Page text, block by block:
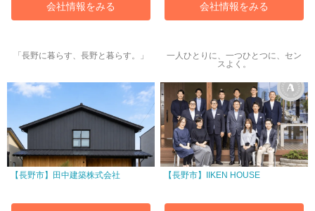
会社情報をみる 会社情報をみる
「長野に暮らす、長野と暮らす。」
【長野市】田中建築株式会社
一人ひとりに、一つひとつに、セン
スよく。
【長野市】IIKEN HOUSE